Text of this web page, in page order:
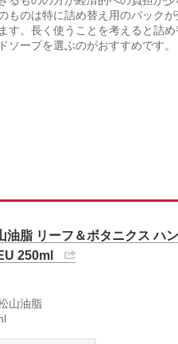
ものは特に詰め替え用のパック
す。長く使うことを考えると詰め
ソープを選ぶのがおすすめです。
脂 リーフ＆ボタニクス ハ
250ml
山油脂